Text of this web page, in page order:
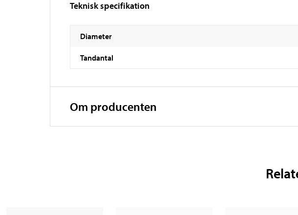
Teknisk specifikation
Diameter
Tandantal
Om producenten